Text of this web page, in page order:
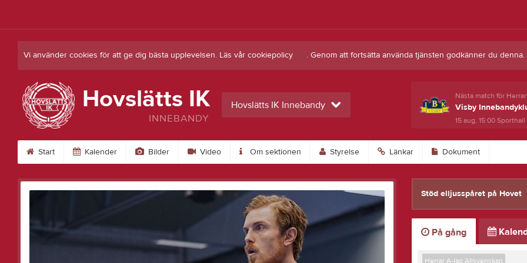
Vi använder cookies för att ge dig bästa upplevelsen. Läs vår cookiepolicy här. Genom att fortsätta använda tjänsten godkänner du denna.
Hovslätts IK
INNEBANDY
Hovslätts IK Innebandy
Nästa match för
Visby
15 aug, 15:00 Sporthall
Start Kalender Bilder Video Om sektionen Styrelse Länkar Dokument
Stöd elljusspåret på Hovet
På gång
Herrar A-lag Allsvenskan